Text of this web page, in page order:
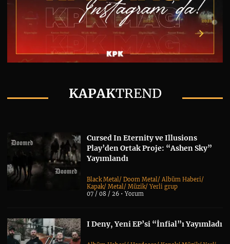
KAPAKTREND
Cursed In Eternity ve Illusions
Play’den Ortak Proje: “Ashen Sky”
Yayımlandı
Black Metal /Doom Metal /Albüm Haberi/
Kapak/Metal /Müzik/Yerli grup
07 / 08 / 26 •Yorum
I Deny, Yeni EP’si “İnfial”ı Yayımladı